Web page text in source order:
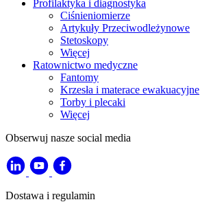
Profilaktyka i diagnostyka
Ciśnieniomierze
Artykuły Przeciwodleżynowe
Stetoskopy
Więcej
Ratownictwo medyczne
Fantomy
Krzesła i materace ewakuacyjne
Torby i plecaki
Więcej
Obserwuj nasze social media
Dostawa i regulamin